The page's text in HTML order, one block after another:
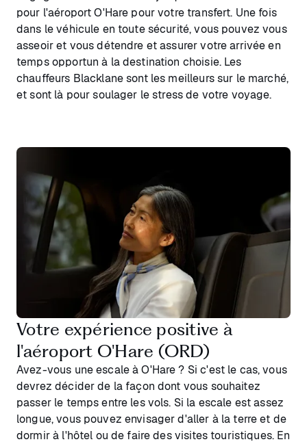
pour l'aéroport O'Hare pour votre transfert. Une fois
dans le véhicule en toute sécurité, vous pouvez vous
asseoir et vous détendre et assurer votre arrivée en
temps opportun à la destination choisie. Les
chauffeurs Blacklane sont les meilleurs sur le marché,
et sont là pour soulager le stress de votre voyage.
Votre expérience positive à
l'aéroport O'Hare (ORD)
Avez-vous une escale à O'Hare ? Si c'est le cas, vous
devrez décider de la façon dont vous souhaitez
passer le temps entre les vols. Si la escale est assez
longue, vous pouvez envisager d'aller à la terre et de
dormir à l'hôtel ou de faire des visites touristiques. En